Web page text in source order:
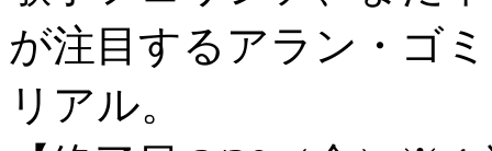
が注目するアラン・ゴ
リアル。